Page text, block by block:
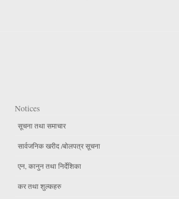
Notices
सूचना तथा समाचार
सार्वजनिक खरीद /बोलपत्र सूचना
एन, कानुन तथा निर्देशिका
कर तथा शुल्कहरु